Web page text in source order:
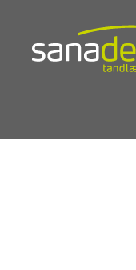
content